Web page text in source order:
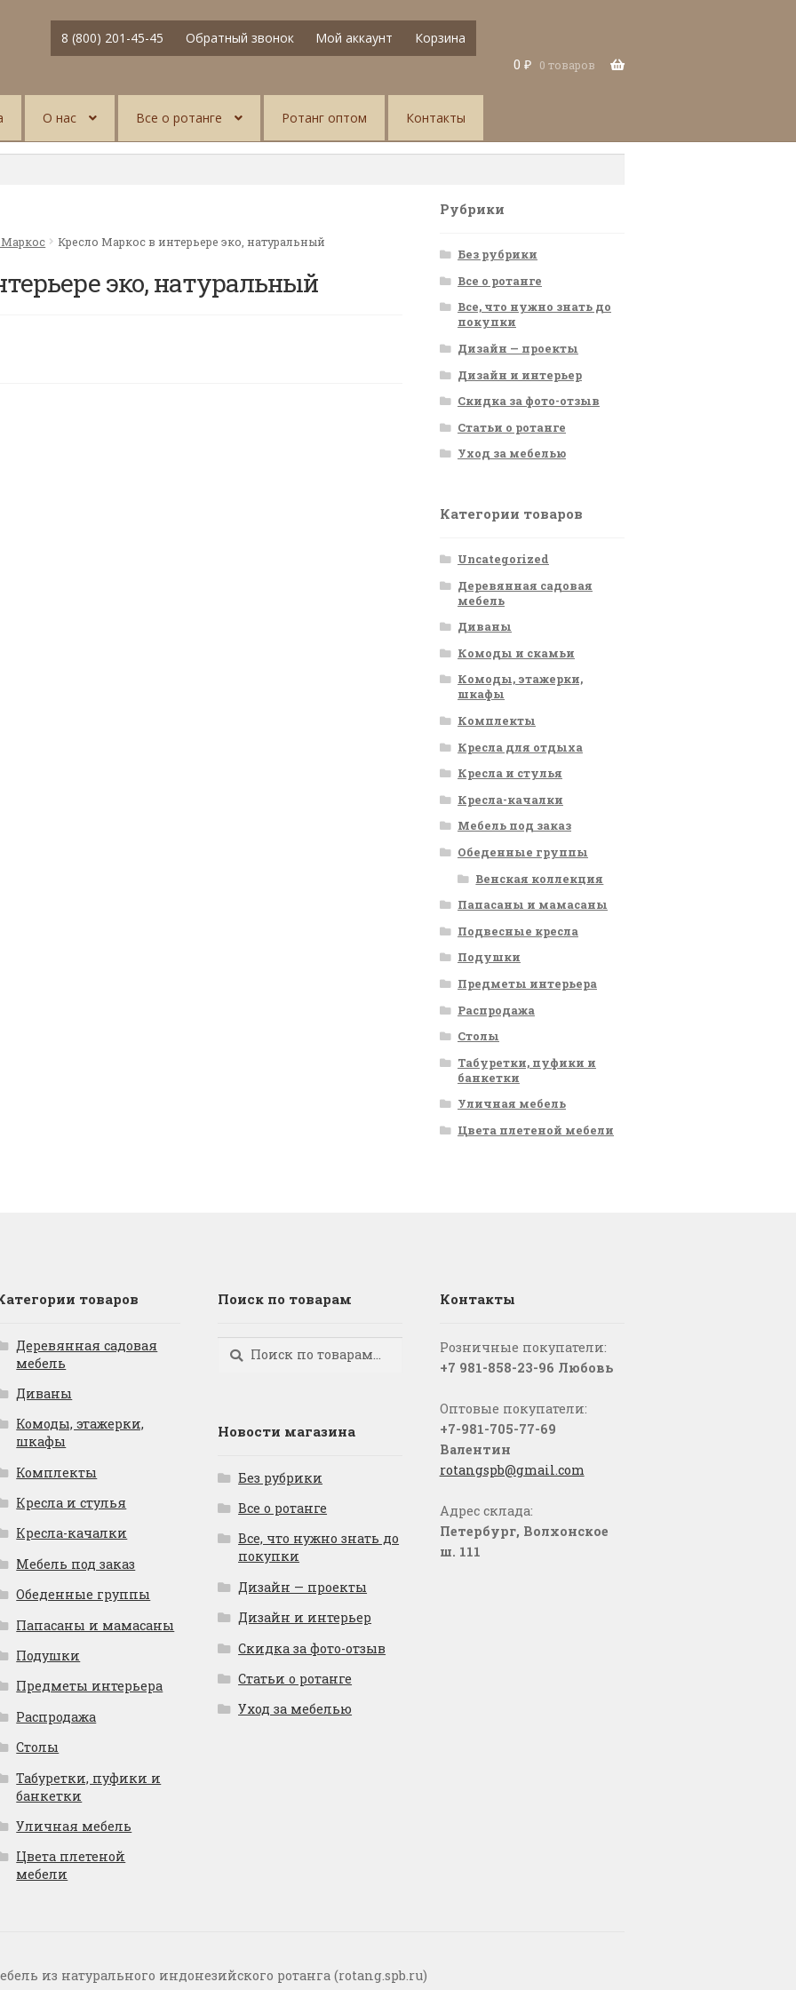
8 (800) 201-45-45 Обратный звонок Мой аккаунт
Корзина
0 ₽ 0 товаров
О нас Все о ротанге Ротанг оптом Контакты
Маркос Кресло Маркос в интерьере эко, натуральный
эко, натуральный
Рубрики
Без рубрики
Все о ротанге
Все, что нужно знать до
покупки
Дизайн — проекты
Дизайн и интерьер
Скидка за фото-отзыв
Статьи о ротанге
Уход за мебелью
Категории товаров
Uncategorized
Деревянная садовая
мебель
Диваны
Комоды и скамьи
Комоды, этажерки,
шкафы
Комплекты
Кресла для отдыха
Кресла и стулья
Кресла-качалки
Мебель под заказ
Обеденные группы
Венская коллекция
Папасаны и мамасаны
Подвесные кресла
Подушки
Предметы интерьера
Распродажа
Столы
Табуретки, пуфики и
банкетки
Уличная мебель
Цвета плетеной мебели
товаров
Деревянная садовая
мебель
Диваны
Комоды, этажерки,
шкафы
Комплекты
Кресла и стулья
Кресла-качалки
Мебель под заказ
Обеденные группы
Папасаны и мамасаны
Подушки
Предметы интерьера
Распродажа
Столы
Табуретки, пуфики и
банкетки
Уличная мебель
Цвета плетеной
мебели
Поиск по товарам
Искать:
Поиск
Новости магазина
Без рубрики
Все о ротанге
Все, что нужно знать до
покупки
Дизайн — проекты
Дизайн и интерьер
Скидка за фото-отзыв
Статьи о ротанге
Уход за мебелью
Контакты
Розничные покупатели:
+7 981-858-23-96 Любовь
Оптовые покупатели:
+7-981-705-77-69
Валентин
rotangspb@gmail.com
Адрес склада:
Петербург, Волхонское
ш. 111
из натурального индонезийского ротанга (rotang.spb.ru)